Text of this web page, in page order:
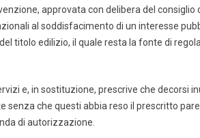
approvata con delibera del consiglio
al soddisfacimento di un interesse
titolo edilizio, il quale resta la fonte di
e, in sostituzione, prescrive che decorsi
senza che questi abbia reso il prescritto
di autorizzazione.